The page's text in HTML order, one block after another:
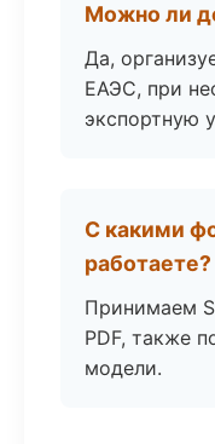
Можно ли
Да,
ЕАЭС, при
экспортную
С какими
работаете?
Принимаем
PDF, также
модели.